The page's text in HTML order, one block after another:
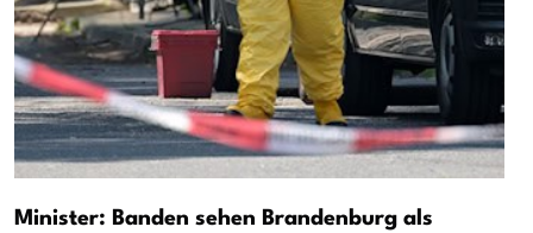
Minister: Banden sehen Brandenburg als